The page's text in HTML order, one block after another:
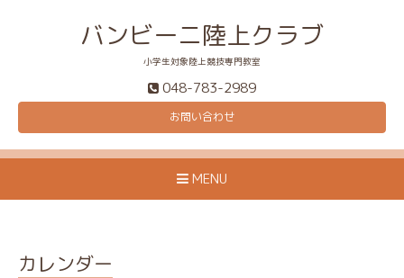
バンビーニ陸上クラブ
小学生対象陸上競技専門教室
048-783-2989
お問い合わせ
MENU
カレンダー